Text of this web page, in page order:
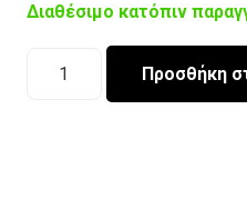
Διαθέσιμο κατόπιν
Προσθήκη